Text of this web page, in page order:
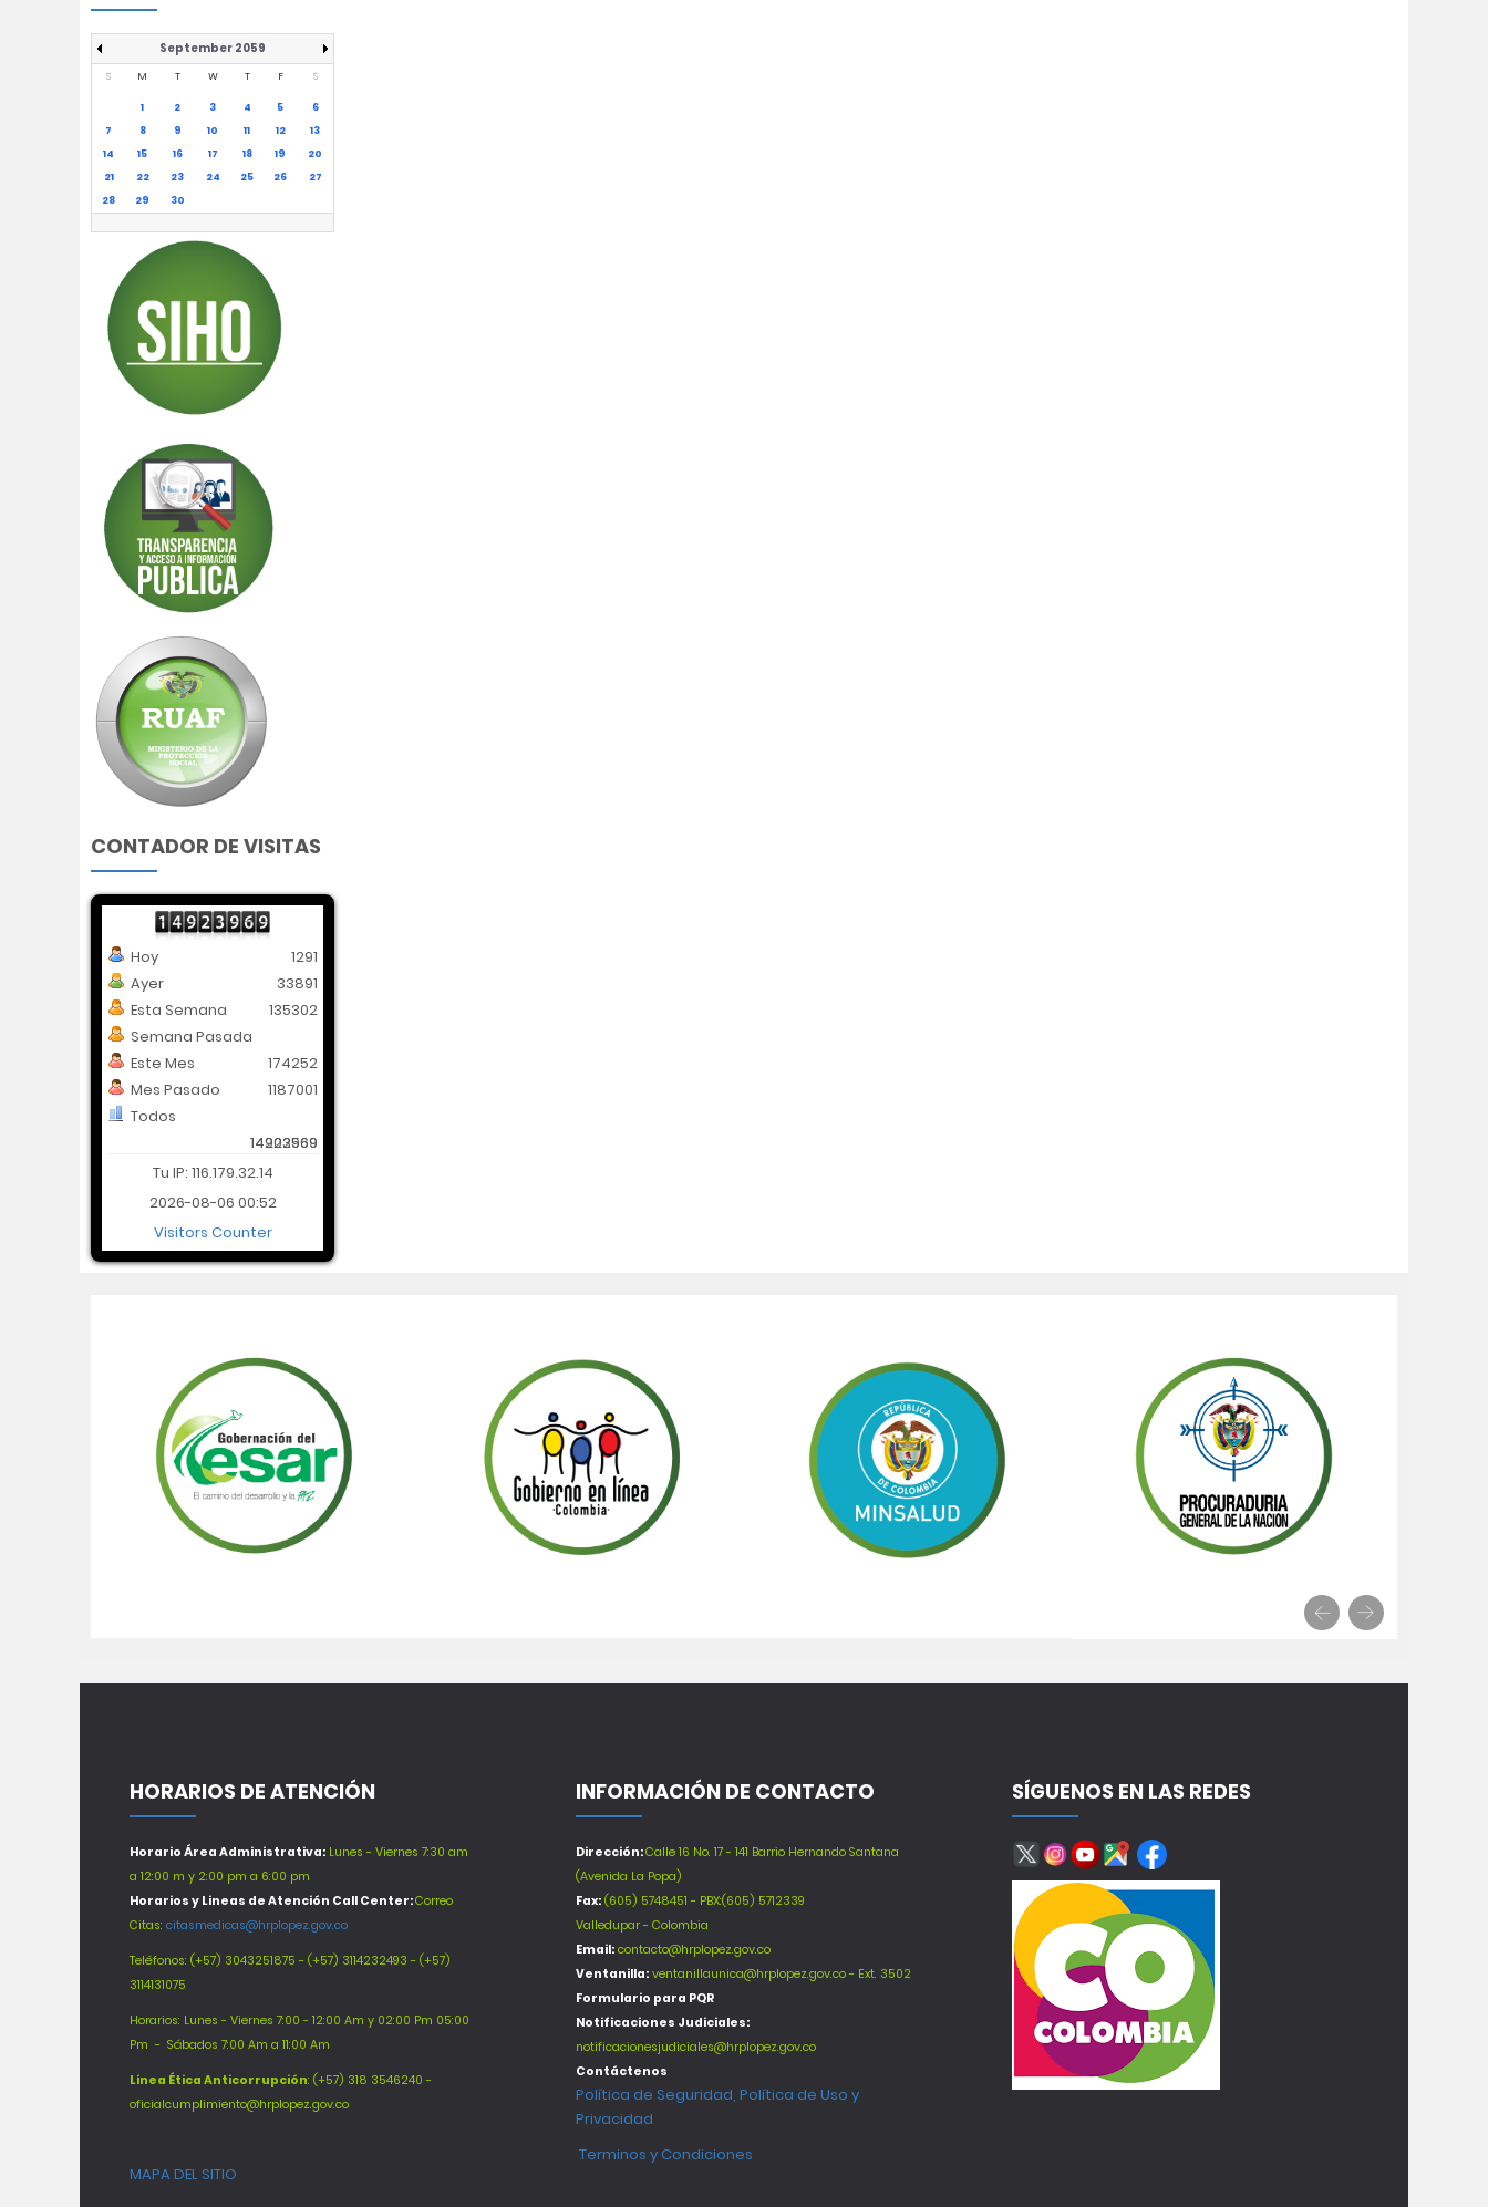
September 2059
S M T W T F S
1 2 3 4 5
6
7
8 9 10 11 12
13
14
15 16 17 18 19
20
21
22 23 24 25 26
27
28
29 30
CONTADOR DE VISITAS
Hoy
Ayer
Esta Semana
Semana Pasada
Este Mes
Mes Pasado
Todos
1291
33891
135302
14202569
174252
1187001
14923969
Tu IP: 116.179.32.14
2026-08-06 00:52
Visitors Counter
HORARIOS DE ATENCIÓN
Horario Área Administrativa: Lunes - Viernes 7:30 am
a 12:00 m y 2:00 pm a 6:00 pm
Horarios y Lineas de Atención Call Center:Correo
Citas: citasmedicas@hrplopez.gov.co
Teléfonos: (+57) 3043251875 - (+57) 3114232493 - (+57)
3114131075
Horarios: Lunes - Viernes 7:00 - 12:00 Am y 02:00 Pm 05:00
Pm - Sábados 7:00 Am a 11:00 Am
Línea Ética Anticorrupción: (+57) 318 3546240 -
oficialcumplimiento@hrplopez.gov.co
MAPA DEL SITIO
INFORMACIÓN DE CONTACTO
Dirección:Calle 16 No. 17 - 141 Barrio Hernando Santana
(Avenida La Popa)
Fax: (605) 5748451 - PBX:(605) 5712339
Valledupar - Colombia
Email: contacto@hrplopez.gov.co
Ventanilla: ventanillaunica@hrplopez.gov.co - Ext. 3502
Formulario para PQR
Notificaciones Judiciales:
notificacionesjudiciales@hrplopez.gov.co
Contáctenos
Política de Seguridad, Política de Uso y
Privacidad
Terminos y Condiciones
SÍGUENOS EN LAS REDES